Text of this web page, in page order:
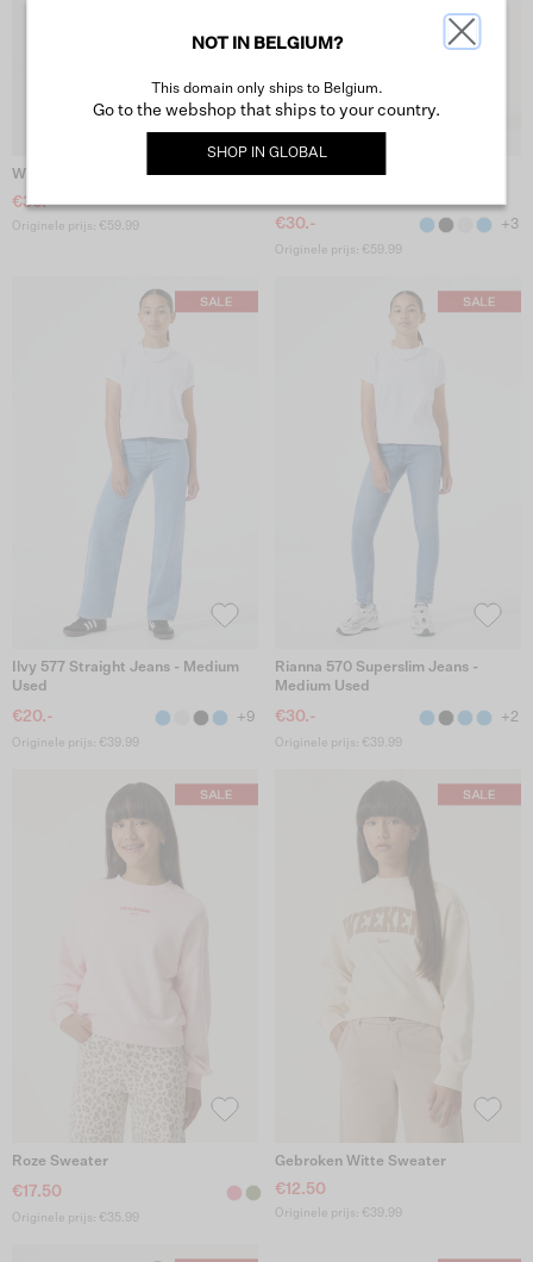
Wide Jeans - Rinsed
€30.-
Originele prijs: €59.99
Marall 552 Ultra Wide Jeans -
€30.- +3
Originele prijs: €59.99
Ilvy 577 Straight Jeans - Medium
Used
€20.- +9
Originele prijs: €39.99
Rianna 570 Superslim Jeans -
Medium Used
€30.- +2
Originele prijs: €39.99
Roze Sweater
€17.50
Originele prijs: €35.99
Gebroken Witte Sweater
€12.50
Originele prijs: €39.99
NOT IN BELGIUM?
This domain only ships to Belgium.
Go to the webshop that ships to your country.
SHOP IN GLOBAL